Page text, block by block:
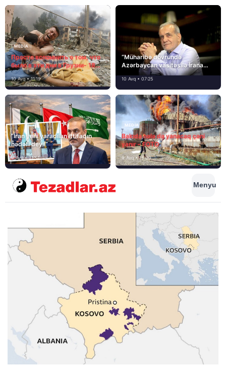
MEDİA
Просто вспомнить о том, что
было в эти дни в Грузии- 18
лет назад, 8 августа 2008
года…
10 Avq • 11:19
“Müharibə dövründə
Azərbaycan vasitəsilə İrana
yardım və dəstək göstərilib”
10 Avq • 07:25
“İran yeni yaradılan ittifaqın
hədəfi deyil”
9 Avq • 21:54
MEDİA
Bakıda hələ də yanacaq çəni
yanır – FOTO
9 Avq • 18:00
Menyu